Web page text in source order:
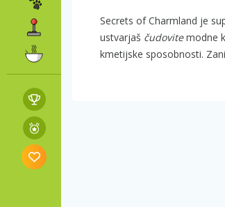
Secrets of Charmland je
ustvarjaš čudovitemodne
kmetijske sposobnosti.